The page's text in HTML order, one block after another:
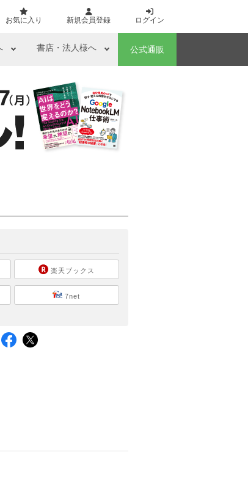
お気に入り 新規会員登録 ログイン
書店・法人様へ 公式通販
楽天ブックス
7net